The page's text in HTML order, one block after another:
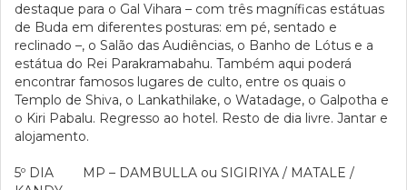
destaque para o Gal Vihara – com três magníficas estátuas
de Buda em diferentes posturas: em pé, sentado e
reclinado –, o Salão das Audiências, o Banho de Lótus e a
estátua do Rei Parakramabahu. Também aqui poderá
encontrar famosos lugares de culto, entre os quais o
Templo de Shiva, o Lankathilake, o Watadage, o Galpotha e
o Kiri Pabalu. Regresso ao hotel. Resto de dia livre. Jantar e
alojamento.
5º DIA MP – DAMBULLA ou SIGIRIYA / MATALE /